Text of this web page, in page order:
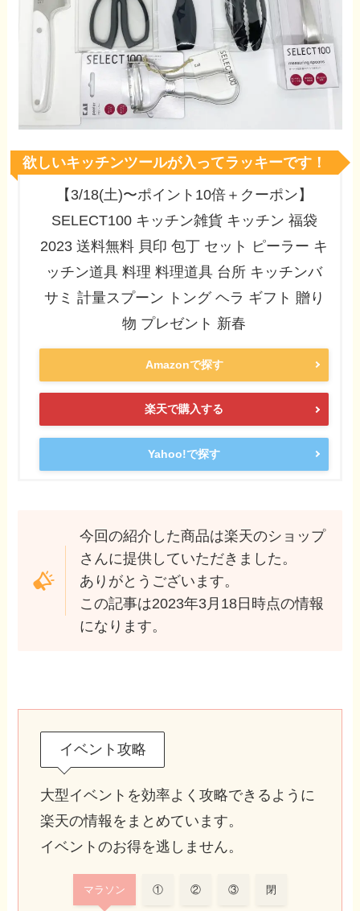
【3/18(土)〜ポイント10倍＋クーポン】
SELECT100 キッチン雑貨 キッチン 福袋
2023 送料無料 貝印 包丁 セット ピーラー キ
ッチン道具 料理 料理道具 台所 キッチンバ
サミ 計量スプーン トング ヘラ ギフト 贈り
物 プレゼント 新春
Amazonで探す
楽天で購入する
Yahoo!で探す
欲しいキッチンツールが入ってラッキーです！
今回の紹介した商品は楽天のショップ
さんに提供していただきました。
ありがとうございます。
この記事は2023年3月18日時点の情報
になります。
イベント攻略
大型イベントを効率よく攻略できるように
楽天の情報をまとめています。
イベントのお得を逃しません。
マラソン ① ② ③ 閉